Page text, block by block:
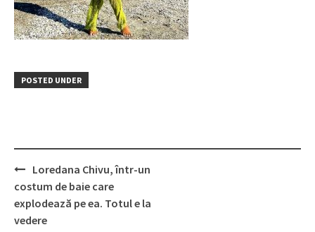
POSTED UNDER
Post
navigation
Loredana Chivu, într-un
costum de baie care
explodează pe ea. Totul e la
vedere